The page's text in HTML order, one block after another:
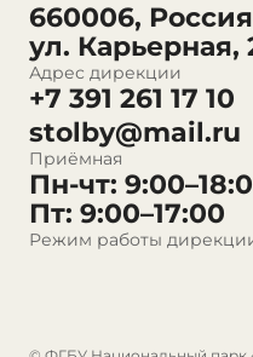
660006,
ул. Карьерная,
Адрес дирекции
+7 391 261 17 10
stolby@mail.ru
Приёмная
Пн-чт:
Пт: 9:00–17:00
Режим работы